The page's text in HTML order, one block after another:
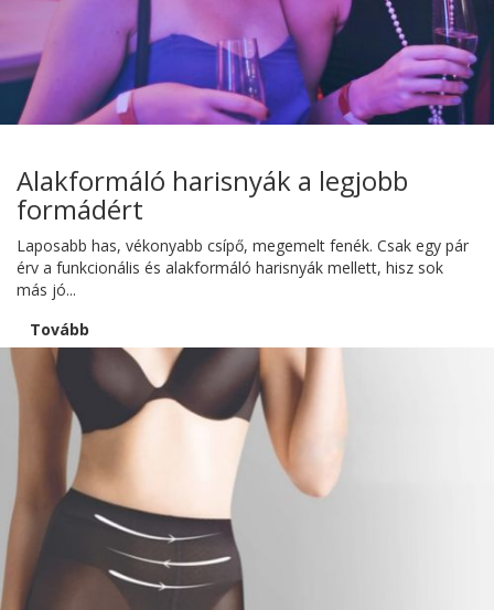
Alakformáló harisnyák a legjobb
formádért
Laposabb has, vékonyabb csípő, megemelt fenék. Csak egy pár
érv a funkcionális és alakformáló harisnyák mellett, hisz sok
más jó...
Tovább